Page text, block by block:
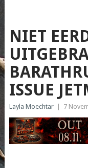
NIET
ISSUE
Layla Moechtar 7